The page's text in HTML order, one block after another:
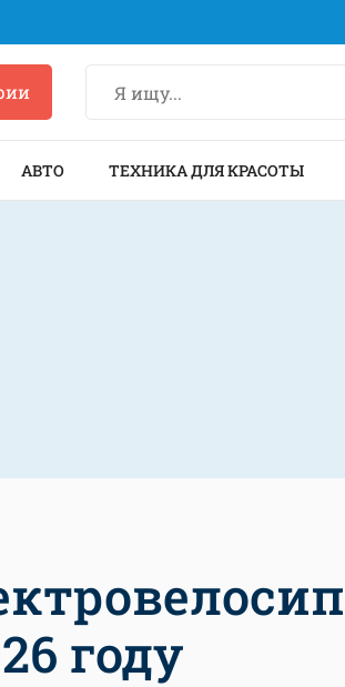
АВТО ТЕХНИКА ДЛЯ КРАСОТЫ
году